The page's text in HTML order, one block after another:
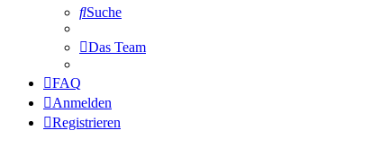
Suche
Das Team
FAQ
Anmelden
Registrieren